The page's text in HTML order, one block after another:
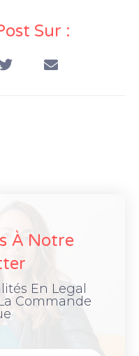
Sur :
À Notre
En Legal
Commande